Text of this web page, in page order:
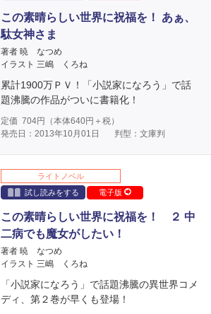
この素晴らしい世界に祝福を！ あぁ、
駄女神さま
著者 暁 なつめ
イラスト 三嶋 くろね
累計1900万ＰＶ！「小説家になろう」で話
題沸騰の作品がついに書籍化！
定価 704円（本体640円＋税）
発売日：2013年10月01日
判型：文庫判
ライトノベル
試し読みをする
電子版
この素晴らしい世界に祝福を！ ２ 中
二病でも魔女がしたい！
著者 暁 なつめ
イラスト 三嶋 くろね
「小説家になろう」で話題沸騰の異世界コメ
ディ、第２巻が早くも登場！